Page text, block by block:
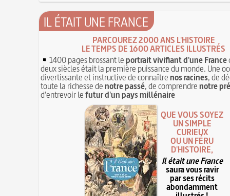
IL ÉTAIT UNE FRANCE
PARCOUREZ 2000 ANS L'HISTOIRE
LE TEMPS DE 1600 ARTICLES ILLUSTRÉS
1400 pages brossant leportrait vivifiant d'une France
deux siècles était la première puissance du monde. Une
divertissante et instructive de connaîtrenos racines, de
toute la richesse denotre passé, de comprendrenotre
d'entrevoir lefutur d'un pays millénaire
QUE VOUS SOYEZ
UN SIMPLE
CURIEUX
OU UN FÉRU
D'HISTOIRE,
Il était une France
saura vous ravir
par ses récits
abondamment